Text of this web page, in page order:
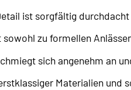
ist sorgfältig
sowohl zu formellen
sich angenehm an
Materialien und